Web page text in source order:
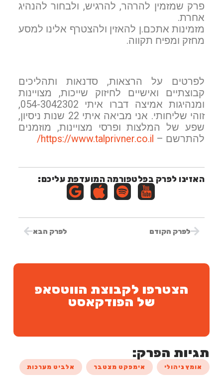
פרק שמזמין להרהר, להרגיש, ולבחור להנהיג
אחרת.
מזמינות אתכם.ן להאזין ולהצטרף אלינו למסע
מחזק ומפיח תקווה.
לפרטים על הרצאות, סדנאות ותהליכים
קבוצתיים ואישיים לחיזוק שייכות, מצויינות
ומנהיגות אמיצה דברו איתי 054-3042302,
זוהי שליחותי. אני מביאה איתי 22 שנות ניסיון,
שפע של המלצות ופרסי מצויינות, מוזמנים
להתרשם – ⁠⁠https://www.talprivner.co.il/⁠⁠
האזינו לפרק בפלטפורמה המועדפת עליכם:
לפרק הקודם לפרק הבא
הצטרפו לקבוצת הווטסאפ
של הפודקאסט
תגיות הפרק:
אומץ ניהולי אימפקט מצטבר אלביט מערכות